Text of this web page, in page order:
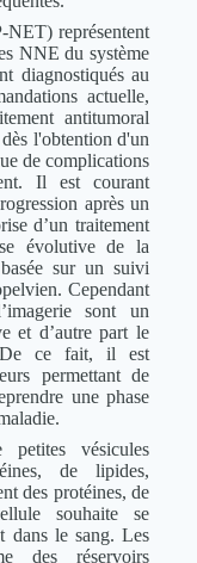
NET) représentent
NNE du système
diagnostiqués au
actuelle,
antitumoral
l'obtention d'un
de complications
Il est courant
après un
d’un traitement
évolutive de la
sur un suivi
Cependant
sont un
et d’autre part le
De ce fait, il est
permettant de
une phase
vésicules
de lipides,
des protéines, de
souhaite se
dans le sang. Les
des réservoirs